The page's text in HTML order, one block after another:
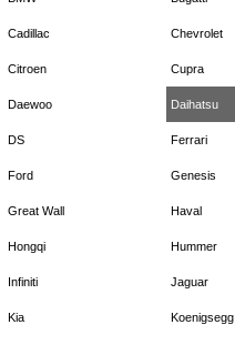
Cadillac Chevrolet
Citroen Cupra
Daewoo Daihatsu
DS Ferrari
Ford Genesis
Great Wall Haval
Hongqi Hummer
Infiniti Jaguar
Kia Koenigsegg